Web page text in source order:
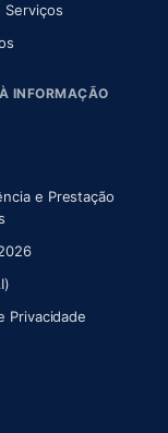
Serviços
INFORMAÇÃO
e Prestação
Privacidade